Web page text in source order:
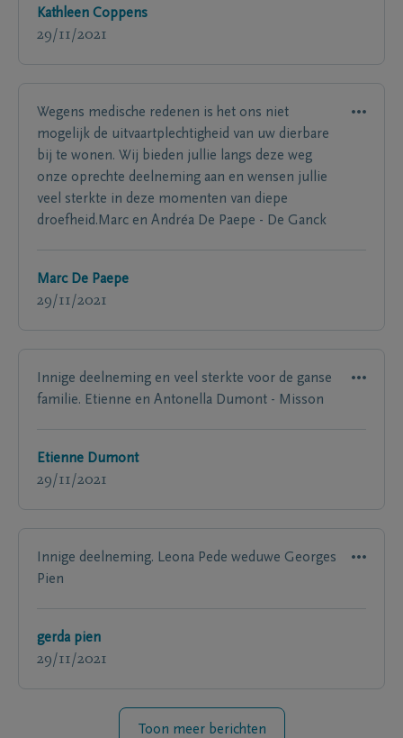
Kathleen Coppens
29/11/2021
Wegens medische redenen is het ons niet
mogelijk de uitvaartplechtigheid van uw dierbare
bij te wonen. Wij bieden jullie langs deze weg
onze oprechte deelneming aan en wensen jullie
veel sterkte in deze momenten van diepe
droefheid.Marc en Andréa De Paepe - De Ganck
Marc De Paepe
29/11/2021
Innige deelneming en veel sterkte voor de ganse
familie. Etienne en Antonella Dumont - Misson
Etienne Dumont
29/11/2021
Innige deelneming. Leona Pede weduwe Georges
Pien
gerda pien
29/11/2021
Toon meer berichten